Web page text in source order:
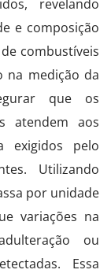
revelando
e composição
combustíveis
na medição da
que os
atendem aos
exigidos pelo
Utilizando
por unidade
variações na
ou
Essa